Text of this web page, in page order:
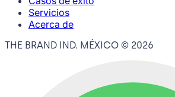
Servicios
Acerca de
THE BRAND IND. MÉXICO © 2026